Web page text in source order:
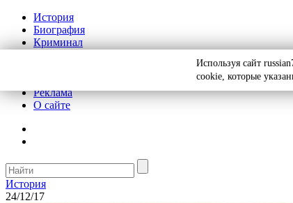
История
Биография
Криминал
Реклама
О сайте
История
24/12/17
Используя сайт
cookie, которые